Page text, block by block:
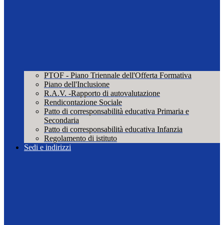
PTOF - Piano Triennale dell'Offerta Formativa
Piano dell'Inclusione
R.A.V. -Rapporto di autovalutazione
Rendicontazione Sociale
Patto di corresponsabilità educativa Primaria e
Secondaria
Patto di corresponsabilità educativa Infanzia
Regolamento di istituto
Sedi e indirizzi